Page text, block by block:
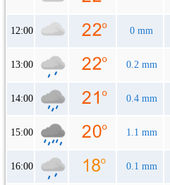
12:00 0 mm
13:00 0.2 mm
14:00 0.4 mm
15:00 1.1 mm
16:00 0.1 mm